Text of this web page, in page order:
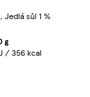
Jedlá sůl 1 %
g
/ 356 kcal